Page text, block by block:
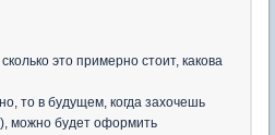
это примерно стоит, какова
то в будущем, когда захочешь
можно будет оформить